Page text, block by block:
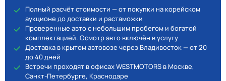
Полный расчёт стоимости — от покупки на корейском
аукционе до доставки и растаможки
Проверенные авто с небольшим пробегом и богатой
комплектацией. Осмотр авто включён в услугу
Доставка в крытом автовозе через Владивосток — от 20
до 40 дней
Встречи проходят в офисах WESTMOTORS в Москве,
Санкт-Петербурге, Краснодаре